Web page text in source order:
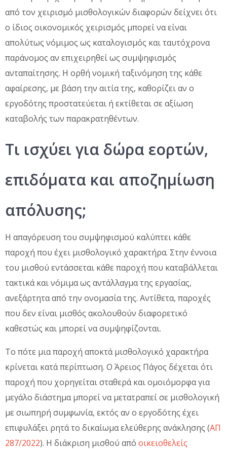
από τον χειρισμό μισθολογικών διαφορών δείχνει ότι
ο ίδιος οικονομικός χειρισμός μπορεί να είναι
απολύτως νόμιμος ως καταλογισμός και ταυτόχρονα
παράνομος αν επιχειρηθεί ως συμψηφισμός
ανταπαίτησης. Η ορθή νομική ταξινόμηση της κάθε
αφαίρεσης, με βάση την αιτία της, καθορίζει αν ο
εργοδότης προστατεύεται ή εκτίθεται σε αξίωση
καταβολής των παρακρατηθέντων.
Τι ισχύει για δώρα εορτών,
επιδόματα και αποζημίωση
απόλυσης;
Η απαγόρευση του συμψηφισμού καλύπτει κάθε
παροχή που έχει μισθολογικό χαρακτήρα. Στην έννοια
του μισθού εντάσσεται κάθε παροχή που καταβάλλεται
τακτικά και νόμιμα ως αντάλλαγμα της εργασίας,
ανεξάρτητα από την ονομασία της. Αντίθετα, παροχές
που δεν είναι μισθός ακολουθούν διαφορετικό
καθεστώς και μπορεί να συμψηφίζονται.
Το πότε μια παροχή αποκτά μισθολογικό χαρακτήρα
κρίνεται κατά περίπτωση. Ο Άρειος Πάγος δέχεται ότι
παροχή που χορηγείται σταθερά και ομοιόμορφα για
μεγάλο διάστημα μπορεί να μετατραπεί σε μισθολογική
με σιωπηρή συμφωνία, εκτός αν ο εργοδότης έχει
επιφυλάξει ρητά το δικαίωμα ελεύθερης ανάκλησης (ΑΠ
287/2022). Η διάκριση μισθού από οικειοθελείς